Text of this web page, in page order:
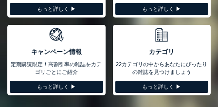
もっと詳しく ▶︎ もっと詳しく ▶︎
キャンペーン情報
定期購読限定！高割引率の雑誌をカテ
ゴリごとにご紹介
もっと詳しく ▶︎
カテゴリ
22カテゴリの中からあなたにぴったり
の雑誌を見つけましょう
もっと詳しく ▶︎